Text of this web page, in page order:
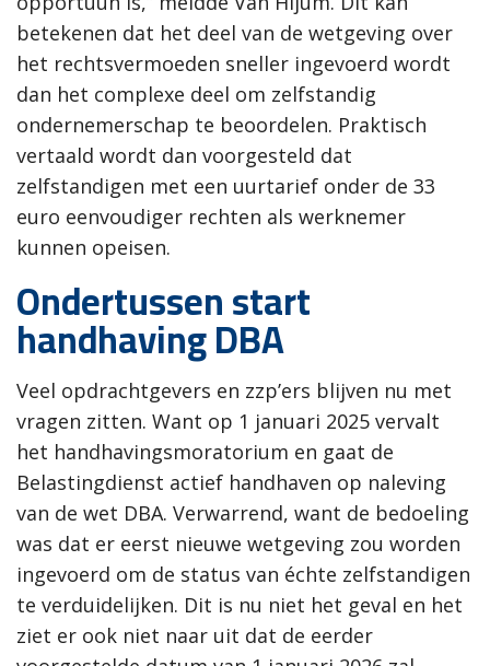
betekenen dat het deel van de wetgeving over
het rechtsvermoeden sneller ingevoerd wordt
dan het complexe deel om zelfstandig
ondernemerschap te beoordelen. Praktisch
vertaald wordt dan voorgesteld dat
zelfstandigen met een uurtarief onder de 33
euro eenvoudiger rechten als werknemer
kunnen opeisen.
Ondertussen start
handhaving DBA
Veel opdrachtgevers en zzp’ers blijven nu met
vragen zitten. Want op 1 januari 2025 vervalt
het handhavingsmoratorium en gaat de
Belastingdienst actief handhaven op naleving
van de wet DBA. Verwarrend, want de bedoeling
was dat er eerst nieuwe wetgeving zou worden
ingevoerd om de status van échte zelfstandigen
te verduidelijken. Dit is nu niet het geval en het
ziet er ook niet naar uit dat de eerder